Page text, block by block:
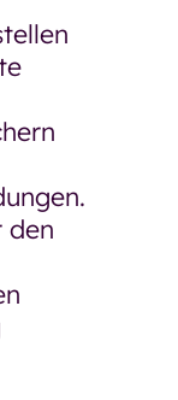
den